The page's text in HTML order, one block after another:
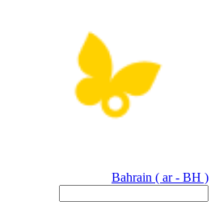
Bahrain ( ar - BH )